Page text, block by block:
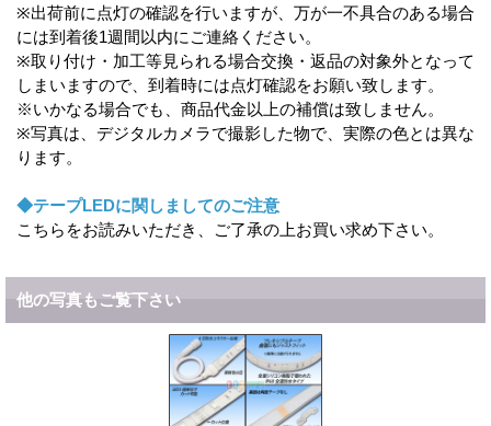
※出荷前に点灯の確認を行いますが、万が一不具合のある場合
には到着後1週間以内にご連絡ください。
※取り付け・加工等見られる場合交換・返品の対象外となって
しまいますので、到着時には点灯確認をお願い致します。
※いかなる場合でも、商品代金以上の補償は致しません。
※写真は、デジタルカメラで撮影した物で、実際の色とは異な
ります。
◆テープLEDに関しましてのご注意
こちらをお読みいただき、ご了承の上お買い求め下さい。
他の写真もご覧下さい